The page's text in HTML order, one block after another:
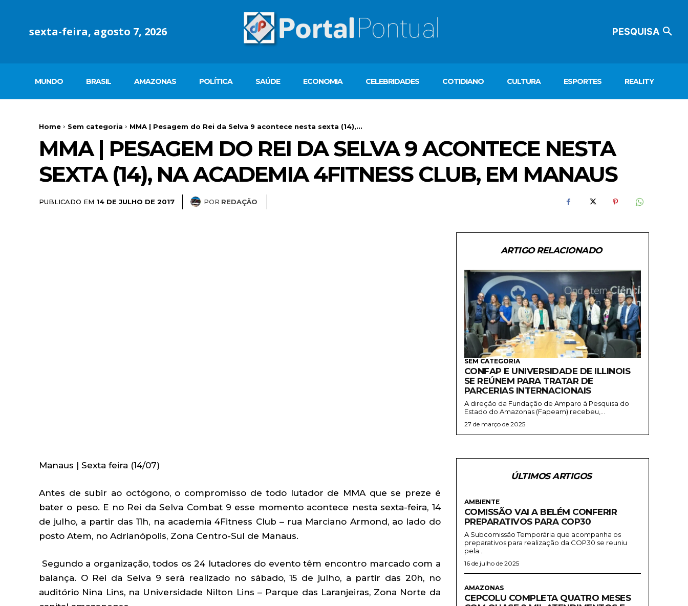
sexta-feira, agosto 7, 2026 PESQUISA
MUNDO BRASIL AMAZONAS POLÍTICA SAÚDE ECONOMIA CELEBRIDADES COTIDIANO CULTURA ESPORTES REALITY
Home Sem categoria MMA | Pesagem do Rei da Selva 9 acontece nesta sexta (14),...
MMA | PESAGEM DO REI DA SELVA 9 ACONTECE NESTA
SEXTA (14), NA ACADEMIA 4FITNESS CLUB, EM MANAUS
PUBLICADO EM 14 DE JULHO DE 2017 POR REDAÇÃO
ARTIGO RELACIONADO
SEM CATEGORIA
CONFAP E UNIVERSIDADE DE ILLINOIS
SE REÚNEM PARA TRATAR DE
PARCERIAS INTERNACIONAIS
A direção da Fundação de Amparo à Pesquisa do
Estado do Amazonas (Fapeam) recebeu,...
27 de março de 2025
Manaus | Sexta feira (14/07)
Antes de subir ao octógono, o compromisso de todo lutador de MMA que se preze é
bater o peso. E no Rei da Selva Combat 9 esse momento acontece nesta sexta-feira, 14
de julho, a partir das 11h, na academia 4Fitness Club – rua Marciano Armond, ao lado do
posto Atem, no Adrianópolis, Zona Centro-Sul de Manaus.
Segundo a organização, todos os 24 lutadores do evento têm encontro marcado com a
balança. O Rei da Selva 9 será realizado no sábado, 15 de julho, a partir das 20h, no
auditório Nina Lins, na Universidade Nilton Lins – Parque das Laranjeiras, Zona Norte da
ÚLTIMOS ARTIGOS
AMBIENTE
COMISSÃO VAI A BELÉM CONFERIR
PREPARATIVOS PARA COP30
A Subcomissão Temporária que acompanha os
preparativos para realização da COP30 se reuniu
pela...
16 de julho de 2025
AMAZONAS
CEPCOLU COMPLETA QUATRO MESES